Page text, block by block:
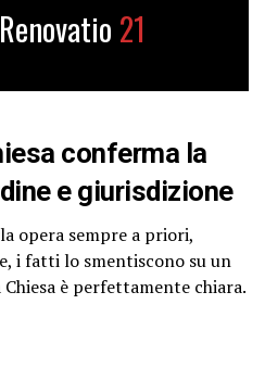
21
conferma la
e giurisdizione
opera sempre a priori,
i fatti lo smentiscono su un
è perfettamente chiara.